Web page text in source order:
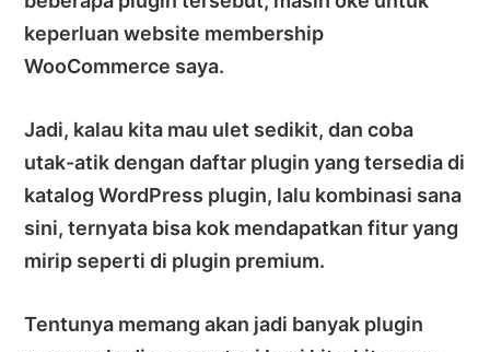
keperluan website membership
WooCommerce saya.
Jadi, kalau kita mau ulet sedikit, dan coba
utak-atik dengan daftar plugin yang tersedia di
katalog WordPress plugin, lalu kombinasi sana
sini, ternyata bisa kok mendapatkan fitur yang
mirip seperti di plugin premium.
Tentunya memang akan jadi banyak plugin